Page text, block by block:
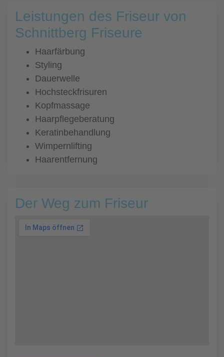
Leistungen des Friseur von
Schnittberg Friseure
Haarfärbung
Styling
Dauerwelle
Hochsteckfrisuren
Kopfmassage
Haarpflegeberatung
Keratinbehandlung
Wimpernlifting
Haarentfernung
Der Weg zum Friseur